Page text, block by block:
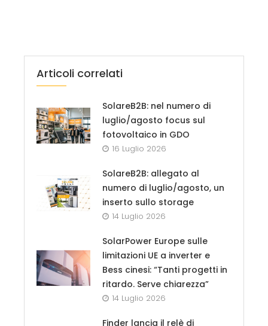
Articoli correlati
SolareB2B: nel numero di
luglio/agosto focus sul
fotovoltaico in GDO
16 Luglio 2026
SolareB2B: allegato al
numero di luglio/agosto, un
inserto sullo storage
14 Luglio 2026
SolarPower Europe sulle
limitazioni UE a inverter e
Bess cinesi: “Tanti progetti in
ritardo. Serve chiarezza”
14 Luglio 2026
Finder lancia il relè di